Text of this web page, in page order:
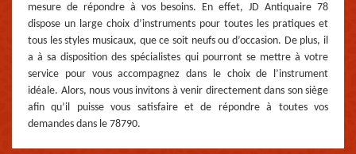
mesure de répondre à vos besoins. En effet, JD Antiquaire 78
dispose un large choix d’instruments pour toutes les pratiques et
tous les styles musicaux, que ce soit neufs ou d’occasion. De plus, il
a à sa disposition des spécialistes qui pourront se mettre à votre
service pour vous accompagnez dans le choix de l’instrument
idéale. Alors, nous vous invitons à venir directement dans son siège
afin qu’il puisse vous satisfaire et de répondre à toutes vos
demandes dans le 78790.